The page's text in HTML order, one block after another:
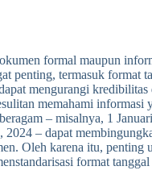
formal maupun
penting, termasuk format
mengurangi kredibilitas
memahami informasi
– misalnya, 1
2024 – dapat
Oleh karena itu, penting
format